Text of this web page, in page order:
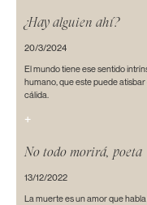
¿Hay alguien ahí?
20/3/2024
El mundo tiene ese sentido
humano, que este puede
cálida.
+
No todo morirá, poeta
13/12/2022
La muerte es un amor que